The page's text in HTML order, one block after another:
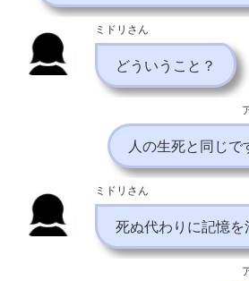
ミドリさん
どういうこと？
人の生死と同じで
ミドリさん
死ぬ代わりに記憶を